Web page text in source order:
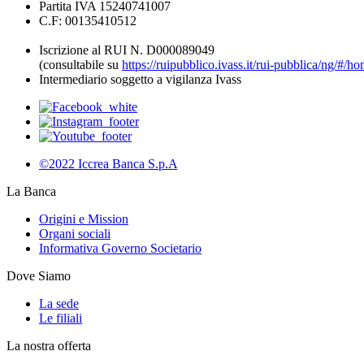
Partita IVA 15240741007
C.F: 00135410512
Iscrizione al RUI N. D000089049
(consultabile su https://ruipubblico.ivass.it/rui-pubblica/ng/#/
Intermediario soggetto a vigilanza Ivass
©2022 Iccrea Banca S.p.A
La Banca
Origini e Mission
Organi sociali
Informativa Governo Societario
Dove Siamo
La sede
Le filiali
La nostra offerta